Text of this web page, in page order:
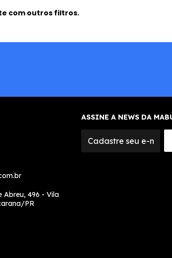
com outros filtros.
Abreu, 496 - Vila
PR
ASSINE A NEWS DA